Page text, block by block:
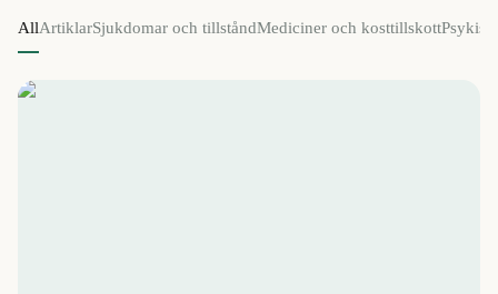
AllArtiklarSjukdomar och tillståndMediciner och kosttillskottPsykisk